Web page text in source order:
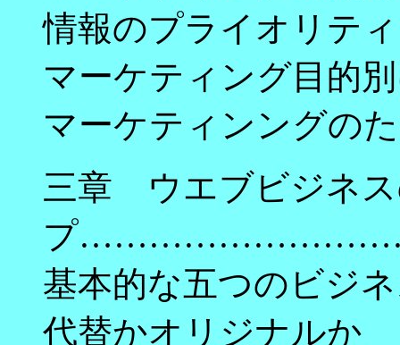
情報のプライオリテ
マーケティング目的
マーケティンングの
三章 ウエブビジネ
プ
基本的な五つのビジ
代替かオリジナルか